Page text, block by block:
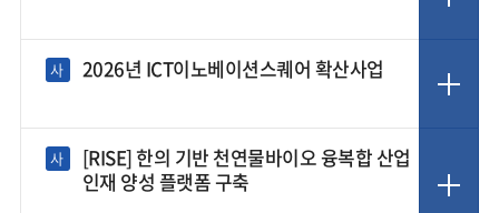
사 2026년 ICT이노베이션스퀘어 확산사업
사
[RISE] 한의 기반 천연물바이오 융복합 산업
인재 양성 플랫폼 구축